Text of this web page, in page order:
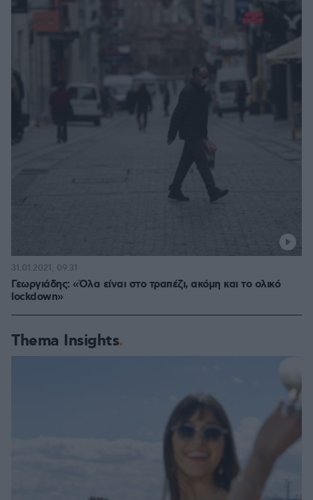
Γεωργιάδης: «Όλα είναι στο τραπέζι, ακόμη και το ολικό
lockdown»
31.01.2021, 09:31
Thema Insights